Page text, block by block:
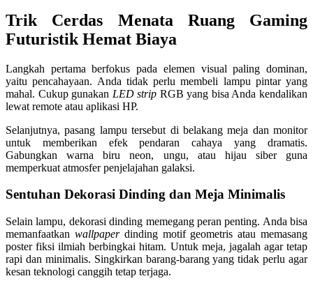
Trik Cerdas Menata Ruang Gaming
Futuristik Hemat Biaya
Langkah pertama berfokus pada elemen visual paling dominan,
yaitu pencahayaan. Anda tidak perlu membeli lampu pintar yang
mahal. Cukup gunakan LED strip RGB yang bisa Anda kendalikan
lewat remote atau aplikasi HP.
Selanjutnya, pasang lampu tersebut di belakang meja dan monitor
untuk memberikan efek pendaran cahaya yang dramatis.
Gabungkan warna biru neon, ungu, atau hijau siber guna
memperkuat atmosfer penjelajahan galaksi.
Sentuhan Dekorasi Dinding dan Meja Minimalis
Selain lampu, dekorasi dinding memegang peran penting. Anda bisa
memanfaatkan wallpaperdinding motif geometris atau memasang
poster fiksi ilmiah berbingkai hitam. Untuk meja, jagalah agar tetap
rapi dan minimalis. Singkirkan barang-barang yang tidak perlu agar
kesan teknologi canggih tetap terjaga.